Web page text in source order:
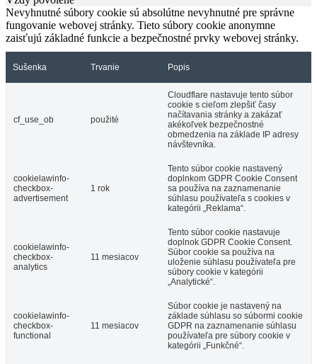
Nevyhnutné súbory cookie sú absolútne nevyhnutné pre správne
fungovanie webovej stránky. Tieto súbory cookie anonymne
zaisťujú základné funkcie a bezpečnostné prvky webovej stránky.
Sušenka Trvanie Popis
cf_use_ob použité
Cloudflare nastavuje tento súbor
cookie s cieľom zlepšiť časy
načítavania stránky a zakázať
akékoľvek bezpečnostné
obmedzenia na základe IP adresy
návštevníka.
cookielawinfo-
checkbox-
advertisement
1 rok
Tento súbor cookie nastavený
doplnkom GDPR Cookie Consent
sa používa na zaznamenanie
súhlasu používateľa s cookies v
kategórii „Reklama“.
cookielawinfo-
checkbox-
analytics
11 mesiacov
Tento súbor cookie nastavuje
doplnok GDPR Cookie Consent.
Súbor cookie sa používa na
uloženie súhlasu používateľa pre
súbory cookie v kategórii
„Analytické“.
cookielawinfo-
checkbox-
functional
11 mesiacov
Súbor cookie je nastavený na
základe súhlasu so súbormi cookie
GDPR na zaznamenanie súhlasu
používateľa pre súbory cookie v
kategórii „Funkčné“.